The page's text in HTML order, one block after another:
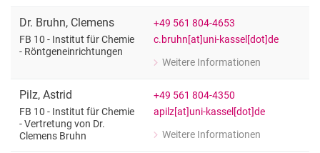
Dr. Bruhn, Clemens
FB 10 - Institut für Chemie
- Röntgeneinrichtungen
+49 561 804-4653
c.bruhn[at]uni-kassel[dot]de
Weitere Informationen
zu Dr. Clemens Bruhn
Pilz, Astrid
FB 10 - Institut für Chemie
- Vertretung von Dr.
Clemens Bruhn
+49 561 804-4350
apilz[at]uni-kassel[dot]de
Weitere Informationen
zu Astrid Pilz